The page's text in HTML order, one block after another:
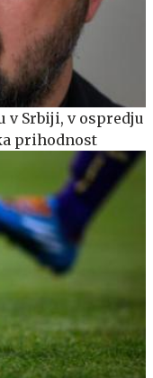
v Srbiji, v ospredju
prihodnost